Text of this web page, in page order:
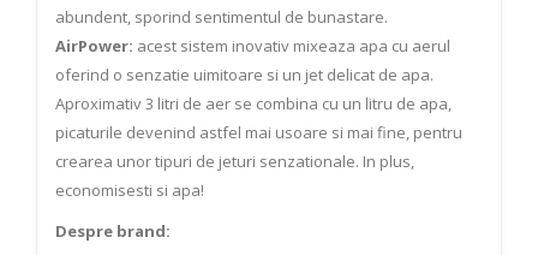
abundent, sporind sentimentul de bunastare.
AirPower: acest sistem inovativ mixeaza apa cu aerul
oferind o senzatie uimitoare si un jet delicat de apa.
Aproximativ 3 litri de aer se combina cu un litru de apa,
picaturile devenind astfel mai usoare si mai fine, pentru
crearea unor tipuri de jeturi senzationale. In plus,
economisesti si apa!
Despre brand: